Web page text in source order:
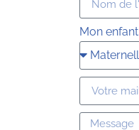
Mon enfant